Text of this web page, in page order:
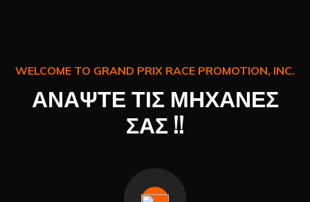
WELCOME TO GRAND PRIX RACE PROMOTION, INC.
ΑΝΑΨΤΕ ΤΙΣ ΜΗΧΑΝΕΣ
ΣΑΣ !!